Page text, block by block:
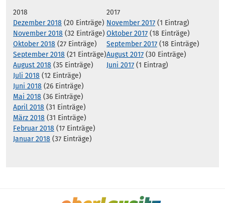
2018
Dezember 2018 (20 Einträge)
November 2018 (32 Einträge)
Oktober 2018 (27 Einträge)
September 2018 (21 Einträge)
August 2018 (35 Einträge)
Juli 2018 (12 Einträge)
Juni 2018 (26 Einträge)
Mai 2018 (36 Einträge)
April 2018 (31 Einträge)
März 2018 (31 Einträge)
Februar 2018 (17 Einträge)
Januar 2018 (37 Einträge)
2017
November 2017 (1 Eintrag)
Oktober 2017 (18 Einträge)
September 2017 (18 Einträge)
August 2017 (30 Einträge)
Juni 2017 (1 Eintrag)